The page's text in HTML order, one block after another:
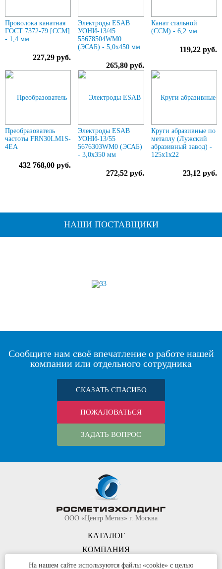
Проволока канатная
ГОСТ 7372-79 [ССМ]
- 1,4 мм
227,29 руб.
Электроды ESAB
УОНИ-13/45
55678504WM0
(ЭСАБ) - 5,0х450 мм
265,80 руб.
Канат стальной
(ССМ) - 6,2 мм
119,22 руб.
Преобразователь
частоты FRN30LM1S-
4EA
432 768,00 руб.
Электроды ESAB
УОНИ-13/55
5676303WM0 (ЭСАБ)
- 3,0х350 мм
272,52 руб.
Круги абразивные по
металлу (Лужский
абразивный завод) -
125х1х22
23,12 руб.
НАШИ ПОСТАВЩИКИ
Сообщите нам своё впечатление о работе нашей
компании или отдельного сотрудника
СКАЗАТЬ СПАСИБО
ПОЖАЛОВАТЬСЯ
ЗАДАТЬ ВОПРОС
КОМПАНИЯ
ООО «Центр Метиз» г. Москва
КАТАЛОГ
КОНТАКТЫ
На нашем сайте используются файлы «cookie» с целью